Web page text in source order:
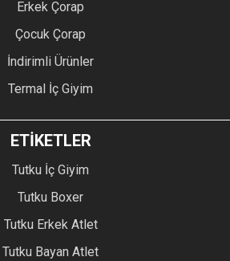
Erkek Çorap
Çocuk Çorap
İndirimli Ürünler
Termal İç Giyim
ETİKETLER
Tutku İç Giyim
Tutku Boxer
Tutku Erkek Atlet
Tutku Bayan Atlet